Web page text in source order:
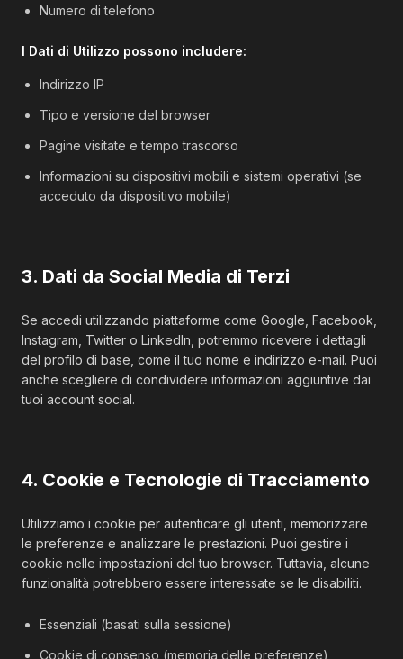
Numero di telefono
I Dati di Utilizzo possono includere:
Indirizzo IP
Tipo e versione del browser
Pagine visitate e tempo trascorso
Informazioni su dispositivi mobili e sistemi operativi (se
acceduto da dispositivo mobile)
3. Dati da Social Media di Terzi
Se accedi utilizzando piattaforme come Google, Facebook,
Instagram, Twitter o LinkedIn, potremmo ricevere i dettagli
del profilo di base, come il tuo nome e indirizzo e-mail. Puoi
anche scegliere di condividere informazioni aggiuntive dai
tuoi account social.
4. Cookie e Tecnologie di Tracciamento
Utilizziamo i cookie per autenticare gli utenti, memorizzare
le preferenze e analizzare le prestazioni. Puoi gestire i
cookie nelle impostazioni del tuo browser. Tuttavia, alcune
funzionalità potrebbero essere interessate se le disabiliti.
Essenziali (basati sulla sessione)
Cookie di consenso (memoria delle preferenze)